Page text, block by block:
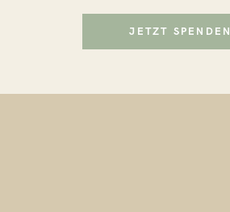
JETZT SPENDEN